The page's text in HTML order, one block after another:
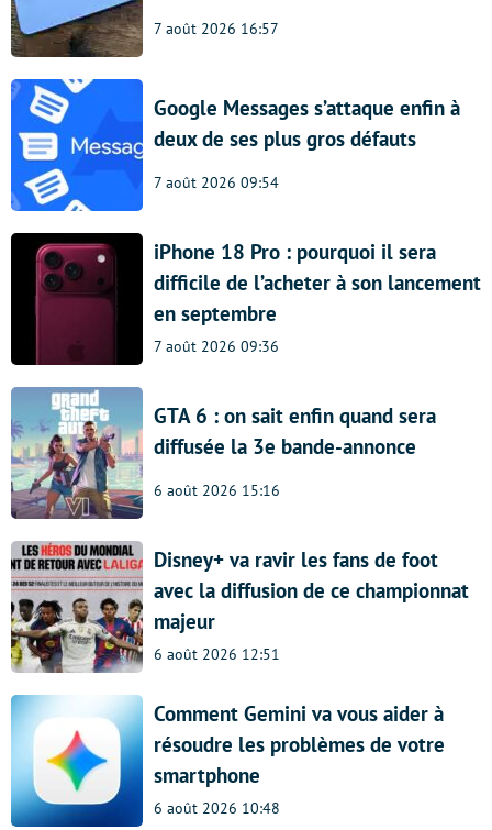
7 août 2026 16:57
Google Messages s’attaque enfin à
deux de ses plus gros défauts
7 août 2026 09:54
iPhone 18 Pro : pourquoi il sera
difficile de l’acheter à son lancement
en septembre
7 août 2026 09:36
GTA 6 : on sait enfin quand sera
diffusée la 3e bande-annonce
6 août 2026 15:16
Disney+ va ravir les fans de foot
avec la diffusion de ce championnat
majeur
6 août 2026 12:51
Comment Gemini va vous aider à
résoudre les problèmes de votre
smartphone
6 août 2026 10:48